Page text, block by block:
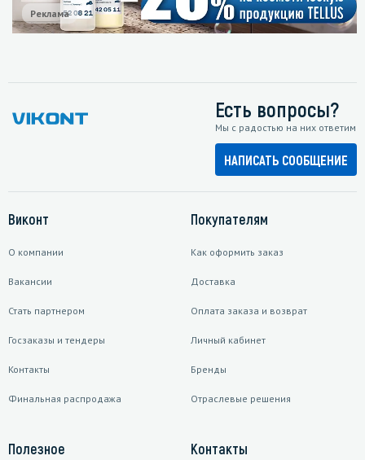
Реклама
Есть вопросы?
Мы с радостью на них ответим
НАПИСАТЬ СООБЩЕНИЕ
Виконт
О компании
Вакансии
Стать партнером
Госзаказы и тендеры
Контакты
Финальная распродажа
Покупателям
Как оформить заказ
Доставка
Оплата заказа и возврат
Личный кабинет
Бренды
Отраслевые решения
Полезное Контакты